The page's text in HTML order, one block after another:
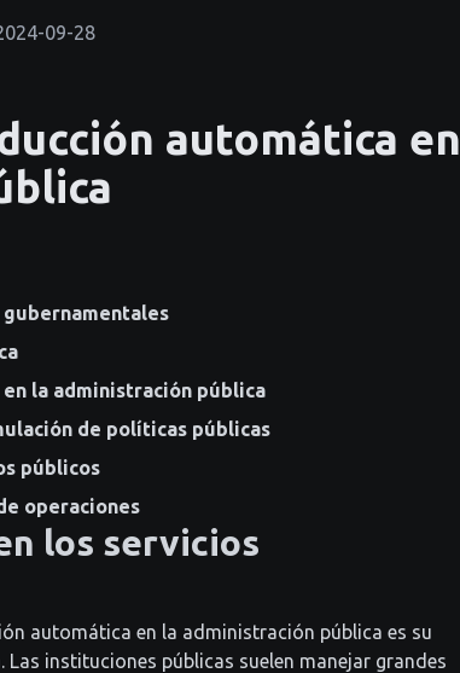
09-28
automática en
la administración pública
de políticas públicas
públicos
operaciones
los servicios
automática en la administración pública es su
instituciones públicas suelen manejar grandes